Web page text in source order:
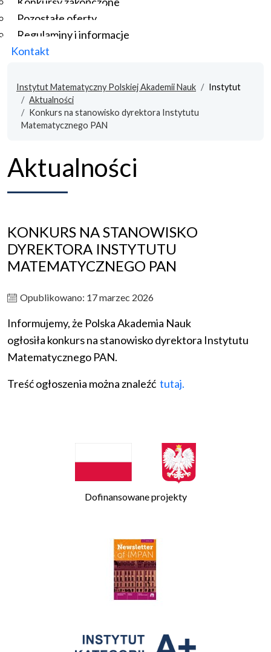
Pozostałe oferty
Regulaminy i informacje
Kontakt
Instytut Matematyczny Polskiej Akademii Nauk
Instytut
Aktualności
Konkurs na stanowisko dyrektora Instytutu
Matematycznego PAN
Aktualności
KONKURS NA STANOWISKO
DYREKTORA INSTYTUTU
MATEMATYCZNEGO PAN
Opublikowano: 17 marzec 2026
Informujemy, że Polska Akademia Nauk
ogłosiła konkurs na stanowisko dyrektora Instytutu
Matematycznego PAN.
Treść ogłoszenia możnaznaleźć tutaj.
Dofinansowane projekty